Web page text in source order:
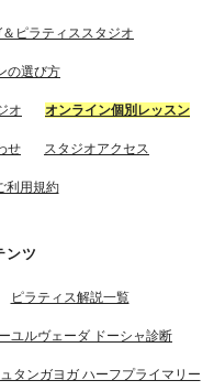
ピラティススタジオ
の選び方
オ オンライン個別レッスン
せ スタジオアクセス
利用規約
ンツ
ピラティス解説一覧
ユルヴェーダ ドーシャ診断
タンガヨガ ハーフプライマリー